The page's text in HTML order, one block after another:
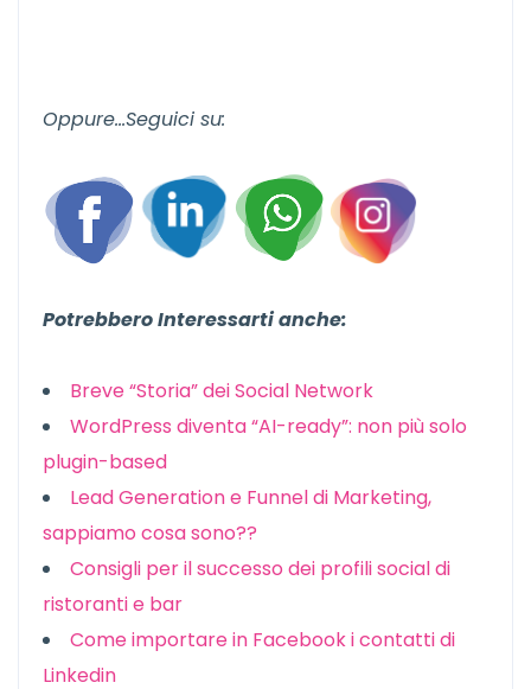
Oppure…Seguici su:
Potrebbero Interessarti anche:
Breve “Storia” dei Social Network
WordPress diventa “AI-ready”: non più solo
plugin-based
Lead Generation e Funnel di Marketing,
sappiamo cosa sono??
Consigli per il successo dei profili social di
ristoranti e bar
Come importare in Facebook i contatti di
Linkedin